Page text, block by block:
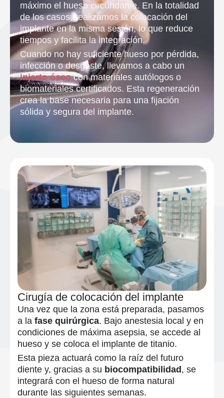
máximo el hueso circundante. En la totalidad
de los casos, realizamos la colocación del
implante en la misma sesión, lo que reduce
tiempos y facilita la integración.
Cuando no hay suficiente hueso por pérdida,
infección o desgaste, llevamos a cabo un
injerto óseocon materiales autólogos o
biomateriales certificados. Esta regeneración
crea la base necesaria para una fijación
sólida y segura del implante.
Cirugía de colocación del implante
Una vez que la zona está preparada, pasamos
a la fase quirúrgica. Bajo anestesia local y en
condiciones de máxima asepsia, se accede al
hueso y se coloca el implante de titanio.
Esta pieza actuará como la raíz del futuro
diente y, gracias a su biocompatibilidad, se
integrará con el hueso de forma natural
durante las siguientes semanas.